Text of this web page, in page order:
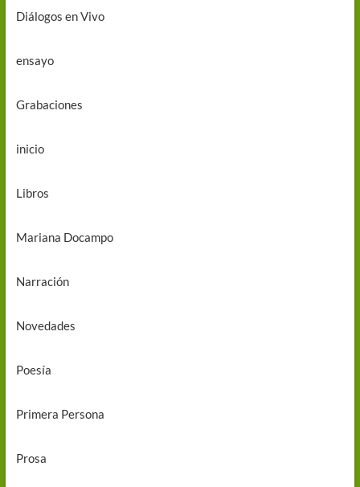
Diálogos en Vivo
ensayo
Grabaciones
inicio
Libros
Mariana Docampo
Narración
Novedades
Poesía
Primera Persona
Prosa